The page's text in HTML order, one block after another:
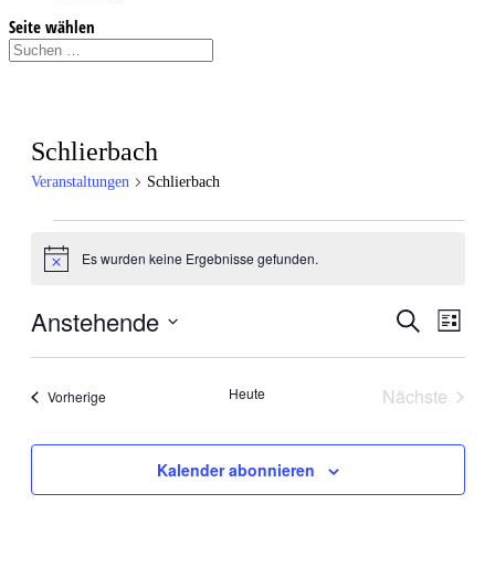
Seite wählen
Schlierbach
Veranstaltungen Schlierbach
Veranstaltungen
HinweisEs wurden keine Ergebnisse gefunden.
Suche
und
Suche
Liste
Anstehende
VorherigeVeranstaltungen Heute
Nächste
Kalender abonnieren